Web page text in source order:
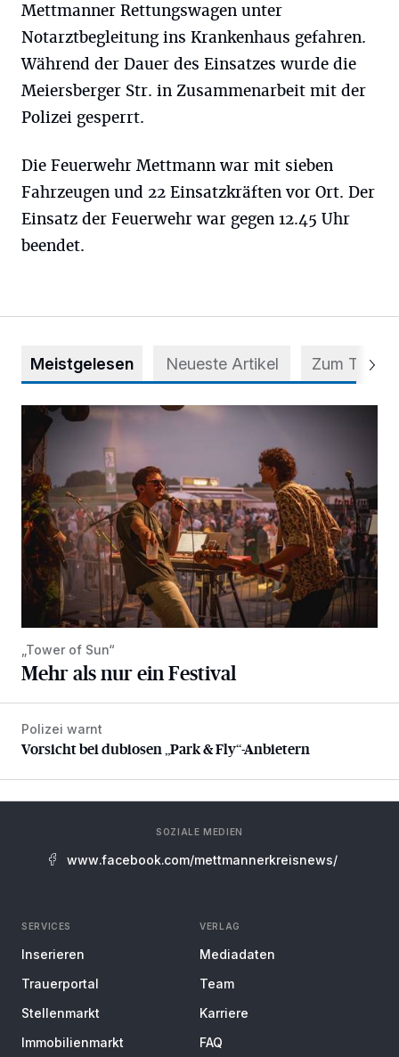
Mettmanner Rettungswagen unter
Notarztbegleitung ins Krankenhaus gefahren.
Während der Dauer des Einsatzes wurde die
Meiersberger Str. in Zusammenarbeit mit der
Polizei gesperrt.
Die Feuerwehr Mettmann war mit sieben
Fahrzeugen und 22 Einsatzkräften vor Ort. Der
Einsatz der Feuerwehr war gegen 12.45 Uhr
beendet.
Meistgelesen Neueste Artikel Zum Thema
Mehr als nur ein Festival
„Tower of Sun“
Mehr als nur ein Festival
Vorsicht bei dubiosen „Park & Fly“-Anbietern
Polizei warnt
Vorsicht bei dubiosen „Park & Fly“-Anbietern
SOZIALE MEDIEN
www.facebook.com/mettmannerkreisnews/
SERVICES
Inserieren
Trauerportal
Stellenmarkt
Immobilienmarkt
VERLAG
Mediadaten
Team
Karriere
FAQ